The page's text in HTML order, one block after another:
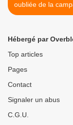
oubliée de la
Claude Allègre, le
Hébergé par
Top articles
Pages
Contact
Signaler un abus
C.G.U.